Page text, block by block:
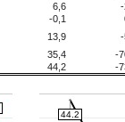
6,6
-0,1
13,9
35,4 -
44,2 -
44.2
44.2